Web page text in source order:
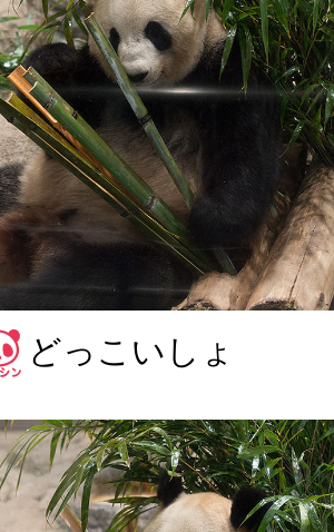
どっこいしょ